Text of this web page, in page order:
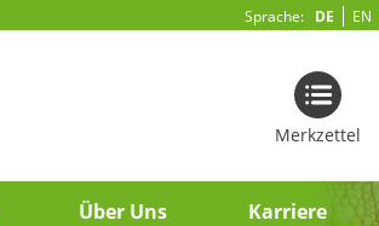
Sprache: DE EN
Merkzettel
Über Uns Karriere